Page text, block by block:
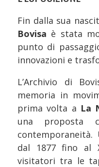
Fin dalla sua
Bovisa è stata
punto di
innovazioni e
L’Archivio di
memoria in
prima volta a La
una proposta
dal 1877 fino al
visitatori tra le